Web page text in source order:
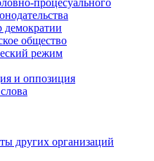
процесуального
демократии
общество
режим
и оппозиция
других организаций